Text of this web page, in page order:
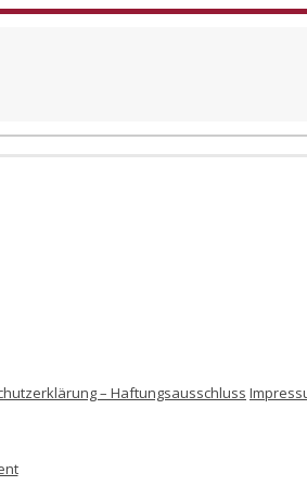
– Haftungsausschluss